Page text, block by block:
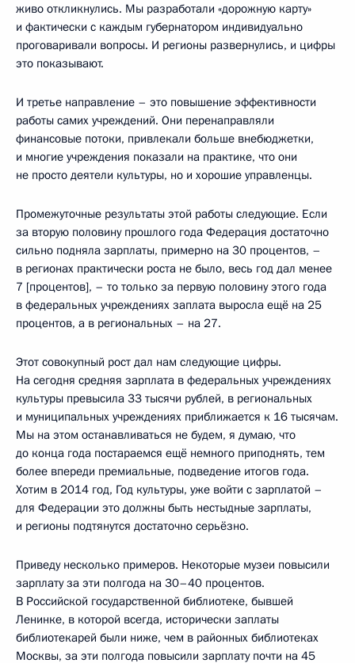
живо откликнулись. Мы разработали «дорожную карту»
и фактически с каждым губернатором индивидуально
проговаривали вопросы. И регионы развернулись, и цифры
это показывают.
И третье направление – это повышение эффективности
работы самих учреждений. Они перенаправляли
финансовые потоки, привлекали больше внебюджетки,
и многие учреждения показали на практике, что они
не просто деятели культуры, но и хорошие управленцы.
Промежуточные результаты этой работы следующие. Если
за вторую половину прошлого года Федерация достаточно
сильно подняла зарплаты, примерно на 30 процентов, –
в регионах практически роста не было, весь год дал менее
7 [процентов], – то только за первую половину этого года
в федеральных учреждениях заплата выросла ещё на 25
процентов, а в региональных – на 27.
Этот совокупный рост дал нам следующие цифры.
На сегодня средняя зарплата в федеральных учреждениях
культуры превысила 33 тысячи рублей, в региональных
и муниципальных учреждениях приближается к 16 тысячам.
Мы на этом останавливаться не будем, я думаю, что
до конца года постараемся ещё немного приподнять, тем
более впереди премиальные, подведение итогов года.
Хотим в 2014 год, Год культуры, уже войти с зарплатой –
для Федерации это должны быть нестыдные зарплаты,
и регионы подтянутся достаточно серьёзно.
Приведу несколько примеров. Некоторые музеи повысили
зарплату за эти полгода на 30–40 процентов.
В Российской государственной библиотеке, бывшей
Ленинке, в которой всегда, исторически заплаты
библиотекарей были ниже, чем в районных библиотеках
Москвы, за эти полгода повысили зарплату почти на 45